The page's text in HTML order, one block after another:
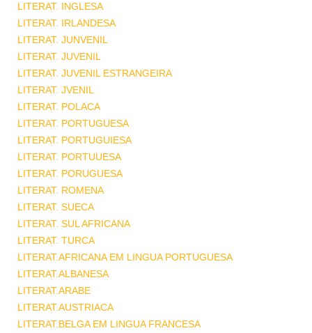
LITERAT. INGLESA
LITERAT. IRLANDESA
LITERAT. JUNVENIL
LITERAT. JUVENIL
LITERAT. JUVENIL ESTRANGEIRA
LITERAT. JVENIL
LITERAT. POLACA
LITERAT. PORTUGUESA
LITERAT. PORTUGUIESA
LITERAT. PORTUUESA
LITERAT. PORUGUESA
LITERAT. ROMENA
LITERAT. SUECA
LITERAT. SUL AFRICANA
LITERAT. TURCA
LITERAT.AFRICANA EM LINGUA PORTUGUESA
LITERAT.ALBANESA
LITERAT.ARABE
LITERAT.AUSTRIACA
LITERAT.BELGA EM LINGUA FRANCESA